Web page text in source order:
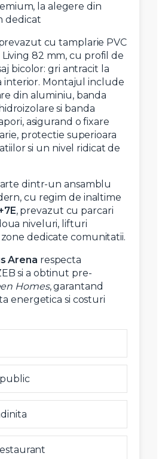
la alegere din
dedicat
cu tamplarie PVC
82 mm, cu profil de
bicolor: gri antracit la
interior. Montajul include
din aluminiu, banda
si banda
asigurand o fixare
protectie superioara
si un nivel ridicat de
dintr-un ansamblu
cu regim de inaltime
, prevazut cu parcari
niveluri, lifturi
dedicate comunitatii.
Arena respecta
si a obtinut pre-
Homes, garantand
energetica si costuri